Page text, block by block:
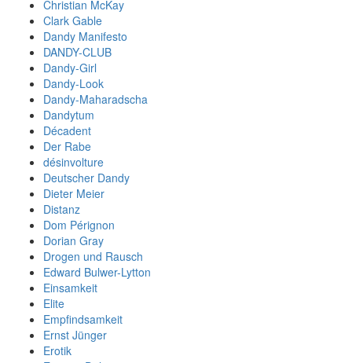
Christian McKay
Clark Gable
Dandy Manifesto
DANDY-CLUB
Dandy-Girl
Dandy-Look
Dandy-Maharadscha
Dandytum
Décadent
Der Rabe
désinvolture
Deutscher Dandy
Dieter Meier
Distanz
Dom Pérignon
Dorian Gray
Drogen und Rausch
Edward Bulwer-Lytton
Einsamkeit
Elite
Empfindsamkeit
Ernst Jünger
Erotik